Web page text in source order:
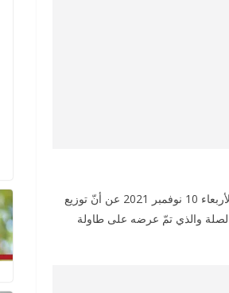
كشف المدير العام للوكالة الوطنية للتبغ والوقيد توفيق عبّاس لجريدة الصباح الصادرة اليوم الأربعاء 10 نوفمبر 2021 عن أنّ توزيع
والذي تمّ عرضه على طاولة